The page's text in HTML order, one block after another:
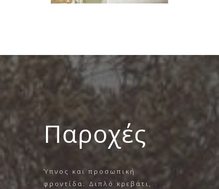
Παροχές
Ύπνος και προσωπική
φροντίδα: Διπλό κρεβάτι,